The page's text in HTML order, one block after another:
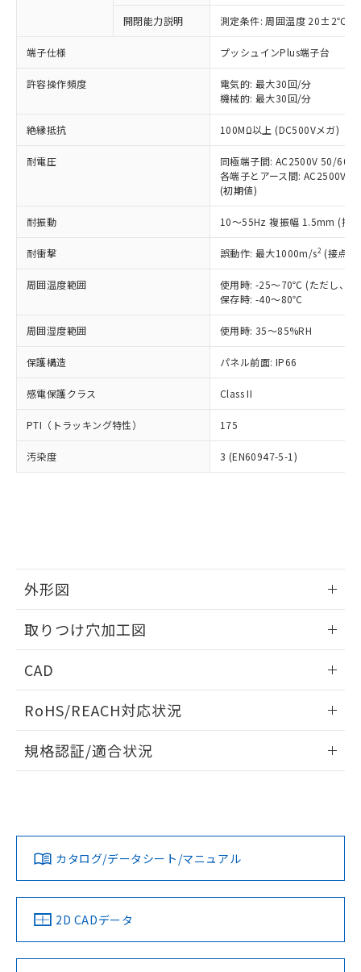
開閉能力説明 測定条件: 周囲温度 20±2℃、
端子仕様 プッシュインPlus端子台
許容操作頻度
電気的: 最大30回/分
機械的: 最大30回/分
絶縁抵抗 100MΩ以上 (DC500Vメガ)
耐電圧
同極端子間: AC2500V 50/
各端子とアース間: AC2500V
(初期値)
耐振動 10～55Hz 複振幅 1.5mm (接
耐衝撃 誤動作: 最大1000m/s2 (接点
周囲温度範囲
使用時: -25～70℃ (ただし、氷
保存時: -40～80℃
周囲湿度範囲 使用時: 35～85%RH
保護構造 パネル前面: IP66
感電保護クラス Class II
PTI（トラッキング特性） 175
汚染度 3 (EN60947-5-1)
外形図
取りつけ穴加工図
CAD
ドすることができます。
ログイン/会員登録
ダウンロードデータをご利用いただく前に、以下を必ずお読
みください。
ソフトウェアの使用条件
RoHS/REACH対応状況
EU RoHS 注意事項・凡例
対応済み
中国 RoHS 注意事項・凡例
規格認証/適合状況
カタログ/データシート/マニュアル
2D CADデータ
以下の条件をお読みいただき、同意のうえ
ご利用ください。
本サービスは、当社制御機器事業取扱
商品の当社在庫状況および標準価格
当社制御機器事業取扱商品の中には、
本サービスの対象外となる商品もある
ことをご了承ください。
在庫状況および標準価格照会結果は、
記載している更新日時点での社内デー
タに基づき作成されるものであり、閲
覧された時点での実際の在庫および標
準価格とは異なる場合があることをご
正式な納期状況および標準価格はお客
様のお取引先、またはお客様担当のオ
ムロン制御機器販売店・当社販売員に
オムロン制御機器販売店や当社販売拠
販売ネットワーク
」をご確認
ください。
在庫状況および標準価格結果を当社の
事前の承諾なく第三者に漏洩または開
マイパーツ機能（部品リスト作成サー
および当社の共同利用者が、当社の製
※当社の共同利用者とは、
の共同利用に関して"
の「1.共同利
対応予定なし：EU RoHS指令（10物質）の
非含有に非対応の商品で、対応品を出す予
定はありません。
調査・確認中：EU RoHS指令（10物質）の
非含有の対応状況を調査中または確認中の
非該当品：ライセンス料など無形物で、有
害物質有無と関係のない商品です。
いたものが、含有品と判明した場合などや
むを得ず変更することがあります。
六価クロム(Cr(Ⅵ)) 1000ppm以下、ポリ臭化ビフェニル
類(PBB) 1000ppm以下、ポリ臭化ジフェニルエーテル類
(PBDE) 1000ppm以下、フタル酸ビス(2-エチルヘキシ
ル) (DEHP)(別名：DOP) 1000ppm以下、フタル酸ブチ
ルベンジル（BBP） 1000ppm以下、フタル酸ジブチル
（DBP） 1000ppm以下、フタル酸ジイソブチル
(DIBP) 1000ppm以下
フタル酸エステル類の４物質については閾値を超える意
図的な使用がないことを確認しています。
※2 対応予定月
部品在庫の切り替え状況などにより、予定
月が前後することがあります。
とができます。
EU RoHS指令（10物質）の非含有証明書
ものではありません。
また、RoHS指令のフタル酸エステル類４
物質の対応では、対応完了までの期間は出
荷製品に未対応品が混在することから備考
欄に対応日を記載しておりました。
※1 中国RoHS○×表
「○」：最大均質材料含有率が中国RoHSの
基準値以下であることを示します。
「×」：最大均質材料含有率が中国RoHSの
基準値を超えていることを示します。
「－」：未確認です。当社販売部門へお問
*中国RoHS10物質の基準値 (GB/T26572)：
Pb(鉛) :1000ppm、 Hg(水銀) : 1000ppm、 Cd(カドミウ
Cr(Ⅵ)(六価クロム) : 1000ppm、 PBBs(ポリ臭化ビフェ
ニル類) : 1000ppm、 PBDEs(ポリ臭化ジフェニルエーテ
DBP(フタル酸ジブチル) : 1000ppm、 DIBP(フタル酸ジ
イソブチル) : 1000ppm、 BBP(フタル酸ブチルベンジ
ル) : 1000ppm、
DEHP(フタル酸ビス(2-エチルヘキシル)) : 1000ppm
※2 環境保護使用期限
「ｅ」：有害物質（10物質）のすべてが基
準値以下であることを示します。
「10」：通常の使用状況下において有害物
質が外部に漏えいし、環境に深刻な影響を
当社は、これら貴社製品のうち、外国
為替および外国貿易法に定める商品
（以下｢規制貨物等」という）を輸出
または国外への提供する場合は、日本
国政府の輸出許可(または役務取引許
可)を取得するなどの必要な手続きを
当社は規制貨物を破棄する場合は、完
全に破砕するなど、違法に輸出されな
いよう必要な手段を講じます。
ル、化学兵器、生物兵器またはその他
武器並びにこれらの製造装置等に一切
使用いたしません。
当社は、貴社製品を第三者に販売する
場合は、上記1、2および3の内容を当
該第三者に通知します。また当社は、
販売先および販売に係わる関係者が違
法に輸出するおそれがある場合は、取
○ 一定数以上の在庫あり
一定数には満たないが在庫あり
在庫なし(最新の在庫状況につ
いては、お客様のお取引先、ま
たはお客様担当のオムロン制御
機器販売店・当社販売員にご確
認ください)
受注生産機種、また在庫状況の